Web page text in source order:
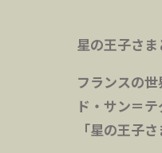
星の王子さま
フランスの
ド・サン＝
「星の王子